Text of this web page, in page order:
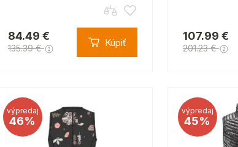
84.49 €
135.39 € Kúpiť
107.99 €
201.23 €
výpredaj
46%
výpredaj
45%